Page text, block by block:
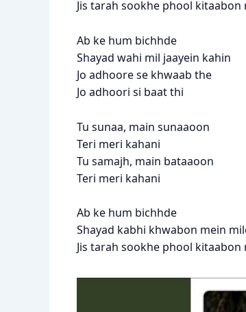
Jis tarah sookhe phool kitaabon
Ab ke hum bichhde
Shayad wahi mil jaayein kahin
Jo adhoore se khwaab the
Jo adhoori si baat thi
Tu sunaa, main sunaaoon
Teri meri kahani
Tu samajh, main bataaoon
Teri meri kahani
Ab ke hum bichhde
Shayad kabhi khwabon mein
Jis tarah sookhe phool kitaabon